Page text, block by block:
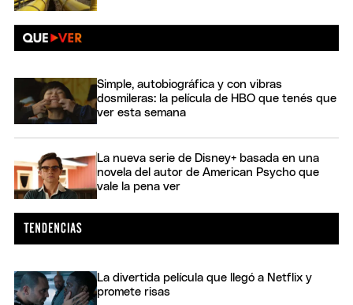
Simple, autobiográfica y con vibras
dosmileras: la película de HBO que tenés que
ver esta semana
La nueva serie de Disney+ basada en una
novela del autor de American Psycho que
vale la pena ver
La divertida película que llegó a Netflix y
promete risas